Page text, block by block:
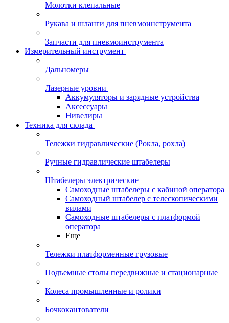
Молотки клепальные
Рукава и шланги для пневмоинструмента
Запчасти для пневмоинструмента
Измерительный инструмент
Дальномеры
Лазерные уровни
Аккумуляторы и зарядные устройства
Аксессуары
Нивелиры
Техника для склада
Тележки гидравлические (Рокла, рохла)
Ручные гидравлические штабелеры
Штабелеры электрические
Самоходные штабелеры с кабиной оператора
Самоходный штабелер с телескопическими
вилами
Самоходные штабелеры с платформой
оператора
Еще
Тележки платформенные грузовые
Подъемные столы передвижные и стационарные
Колеса промышленные и ролики
Бочкокантователи